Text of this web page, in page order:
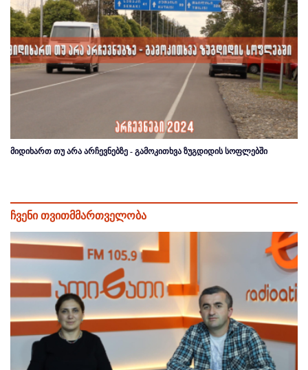
მიდიხართ თუ არა არჩევნებზე - გამოკითხვა ზუგდიდის სოფლებში
ჩვენი თვითმმართველობა